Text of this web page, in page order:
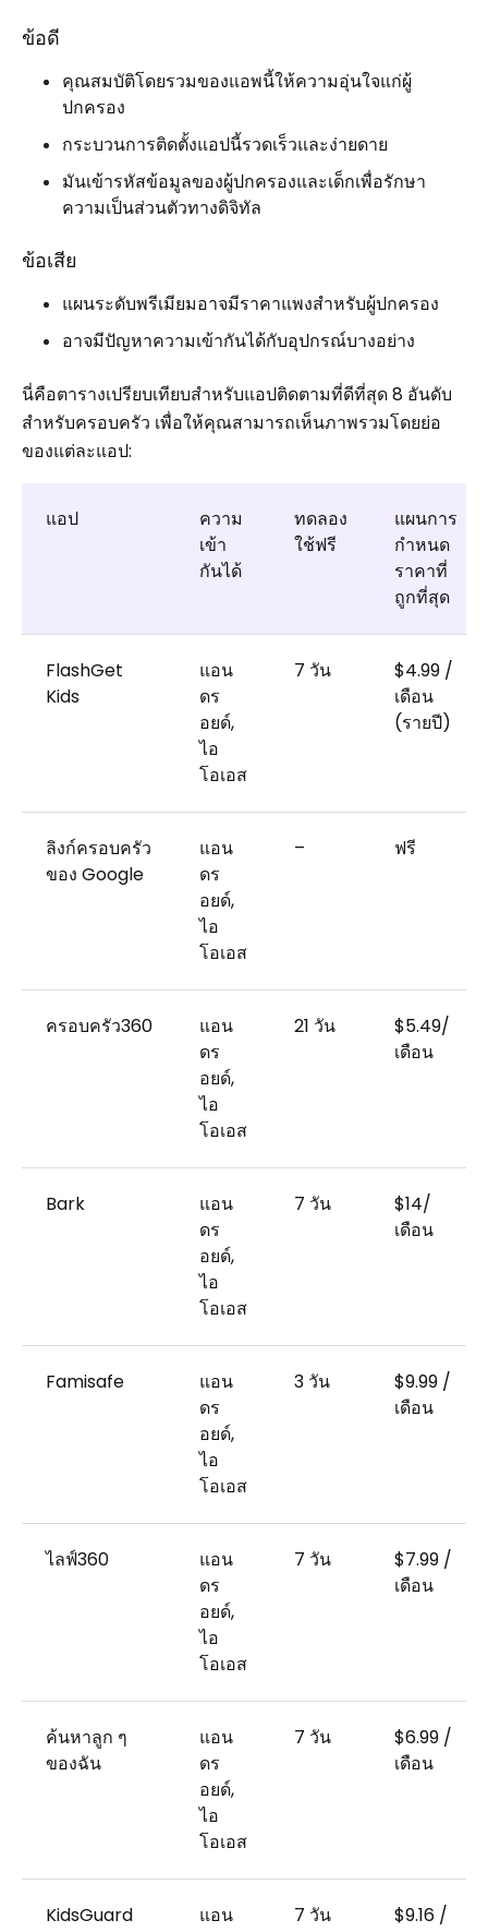
ข้อดี
คุณสมบัติโดยรวมของแอพนี้ให้ความอุ่นใจแก่ผู้
ปกครอง
กระบวนการติดตั้งแอปนี้รวดเร็วและง่ายดาย
มันเข้ารหัสข้อมูลของผู้ปกครองและเด็กเพื่อรักษา
ความเป็นส่วนตัวทางดิจิทัล
ข้อเสีย
แผนระดับพรีเมียมอาจมีราคาแพงสำหรับผู้ปกครอง
อาจมีปัญหาความเข้ากันได้กับอุปกรณ์บางอย่าง
นี่คือตารางเปรียบเทียบสำหรับแอปติดตามที่ดีที่สุด 8 อันดับ
สำหรับครอบครัว เพื่อให้คุณสามารถเห็นภาพรวมโดยย่อ
ของแต่ละแอป:
แอป
ความ
เข้า
กันได้
ทดลอง
ใช้ฟรี
แผนการ
กำหนด
ราคาที่
ถูกที่สุด
FlashGet
Kids
แอน
ดร
อยด์,
ไอ
โอเอส
7 วัน
$4.99 /
เดือน
(รายปี)
ลิงก์ครอบครัว
ของ Google
แอน
ดร
อยด์,
ไอ
โอเอส
– ฟรี
ครอบครัว360
แอน
ดร
อยด์,
ไอ
โอเอส
21 วัน
$5.49/
เดือน
Bark
แอน
ดร
อยด์,
ไอ
โอเอส
7 วัน
$14/
เดือน
Famisafe
แอน
ดร
อยด์,
ไอ
โอเอส
3 วัน
$9.99 /
เดือน
ไลฟ์360
แอน
ดร
อยด์,
ไอ
โอเอส
7 วัน
$7.99 /
เดือน
ค้นหาลูก ๆ
ของฉัน
แอน
ดร
อยด์,
ไอ
โอเอส
7 วัน
$6.99 /
เดือน
KidsGuard
แอน
7 วัน
$9.16 /